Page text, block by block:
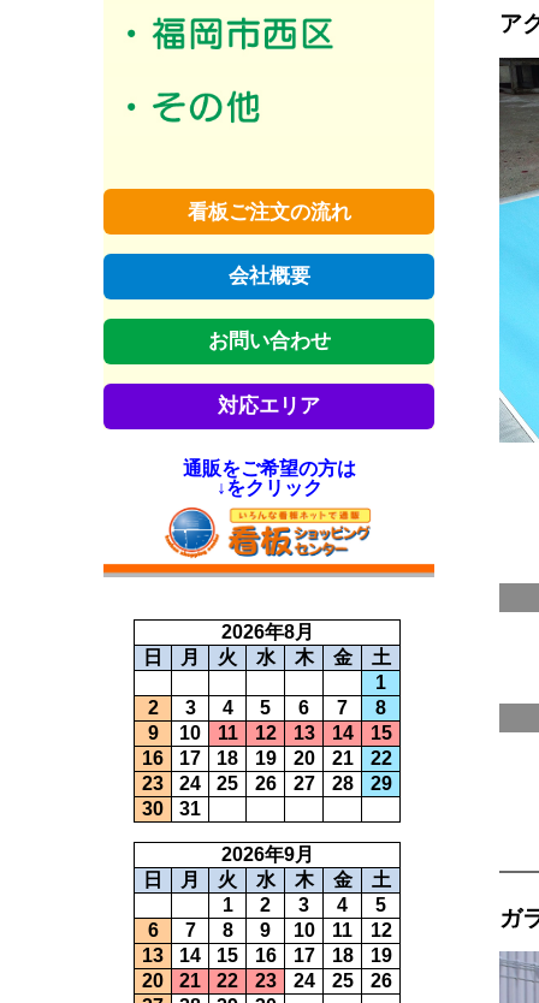
ア
ガ
看板ご注文の流れ
会社概要
お問い合わせ
対応エリア
通販をご希望の方は
↓をクリック
2026年8月
日
月 火 水 木 金
土
1
2
3 4 5 6 7
8
9
10 11 12 13 14
15
16
17 18 19 20 21
22
23
24 25 26 27 28
29
30
31
2026年9月
日
月 火 水 木 金
土
1
2 3 4
5
6
7 8 9 10 11
12
13
14 15 16 17 18
19
20
21 22 23 24 25
26